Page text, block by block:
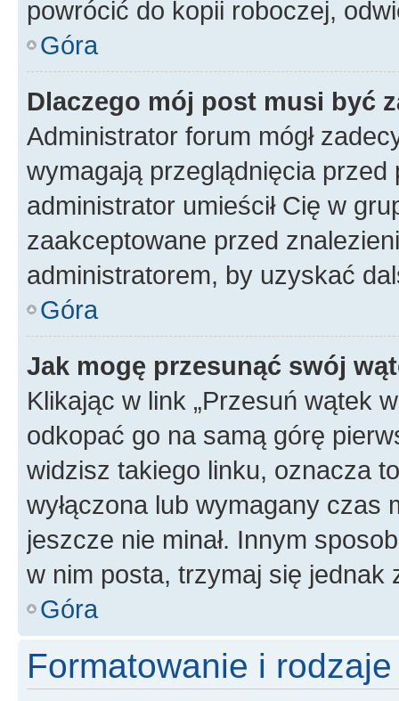
powrócić do kopii roboczej,
Góra
Dlaczego mój post musi być
Administrator forum mógł
wymagają przeglądnięcia
administrator umieścił Cię w
zaakceptowane przed
administratorem, by uzyskać
Góra
Jak mogę przesunąć swój
Klikając w link „Przesuń wątek
odkopać go na samą górę
widzisz takiego linku, oznacza
wyłączona lub wymagany czas
jeszcze nie minał. Innym
w nim posta, trzymaj się jednak
Góra
Formatowanie i